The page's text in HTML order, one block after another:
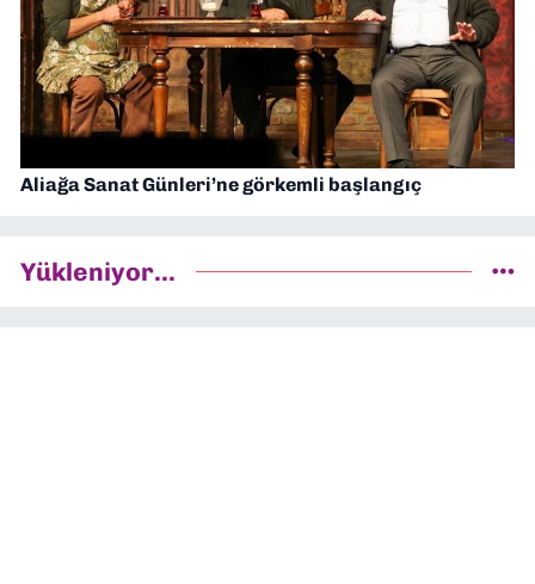
Aliağa Sanat Günleri’ne görkemli başlangıç
Yükleniyor...